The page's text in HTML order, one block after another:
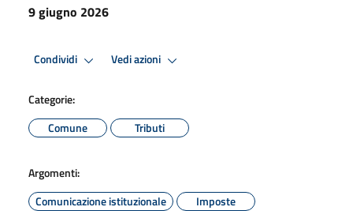
9 giugno 2026
Condividi Vedi azioni
Categorie:
Comune
Tributi
Argomenti:
Comunicazione istituzionale
Imposte